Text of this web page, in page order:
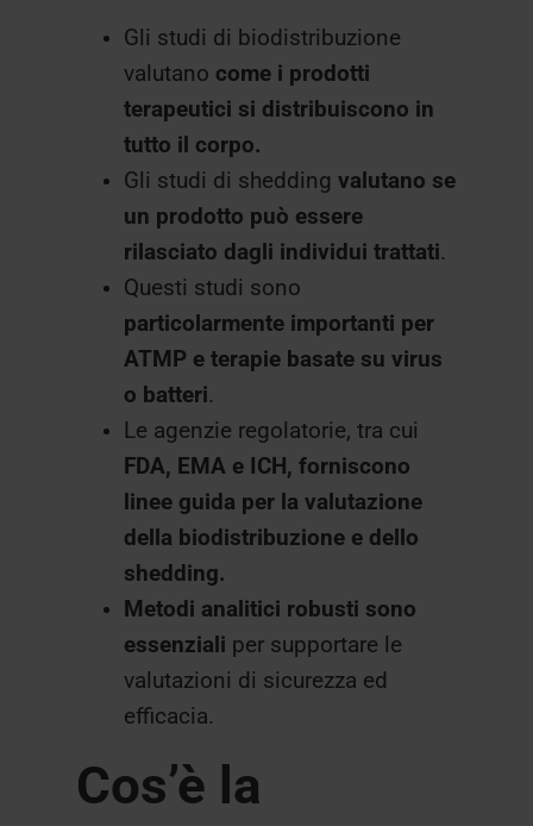
Gli studi di biodistribuzione
valutano come i prodotti
terapeutici si distribuiscono in
tutto il corpo.
Gli studi di shedding valutano se
un prodotto può essere
rilasciato dagli individui trattati.
Questi studi sono
particolarmente importanti per
ATMP e terapie basate su virus
o batteri.
Le agenzie regolatorie, tra cui
FDA, EMA e ICH, forniscono
linee guida per la valutazione
della biodistribuzione e dello
shedding.
Metodi analitici robusti sono
essenziali per supportare le
valutazioni di sicurezza ed
efficacia.
Cos’è la